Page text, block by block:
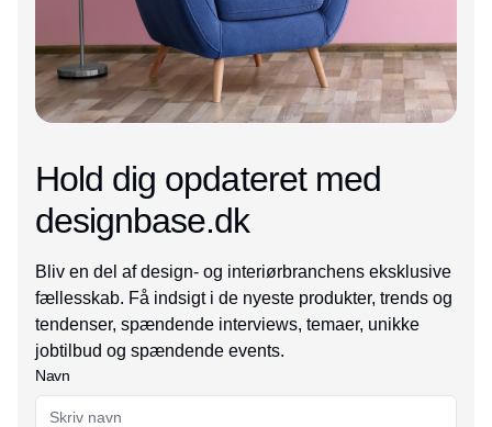
Hold dig opdateret med
designbase.dk
Bliv en del af design- og interiørbranchens eksklusive
fællesskab. Få indsigt i de nyeste produkter, trends og
tendenser, spændende interviews, temaer, unikke
jobtilbud og spændende events.
Navn